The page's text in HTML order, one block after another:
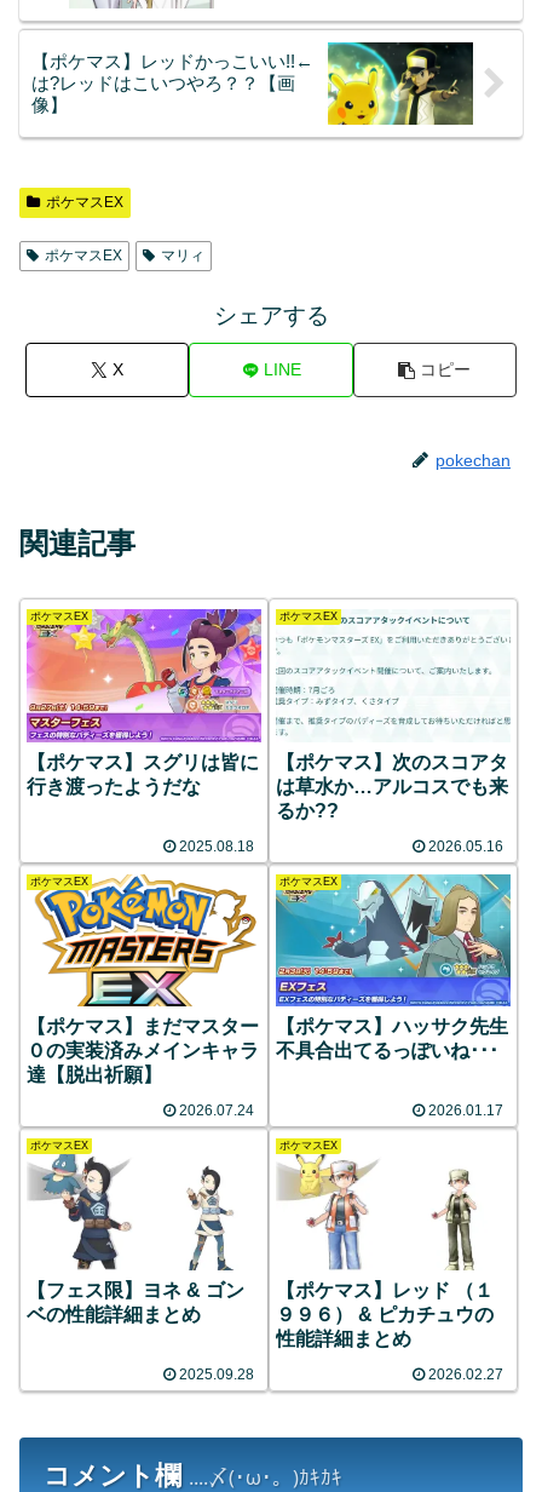
【ポケマス】レッドかっこいい!!←
は?レッドはこいつやろ？？【画
像】
ポケマスEX
ポケマスEX マリィ
シェアする
X LINE コピー
pokechan
関連記事
ポケマスEX
【ポケマス】スグリは皆に
行き渡ったようだな
2025.08.18
ポケマスEX
【ポケマス】次のスコアタ
は草水か…アルコスでも来
るか??
2026.05.16
ポケマスEX
【ポケマス】まだマスター
０の実装済みメインキャラ
達【脱出祈願】
2026.07.24
ポケマスEX
【ポケマス】ハッサク先生
不具合出てるっぽいね･･･
2026.01.17
ポケマスEX
【フェス限】ヨネ & ゴン
ベの性能詳細まとめ
2025.09.28
ポケマスEX
【ポケマス】レッド （１
９９６） & ピカチュウの
性能詳細まとめ
2026.02.27
コメント欄 ....〆(･ω･。)ｶｷｶｷ